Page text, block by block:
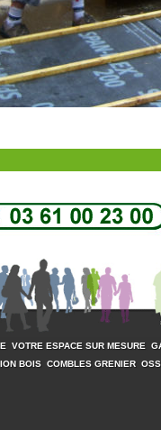
VOTRE ESPACE SUR MESURE
BOIS COMBLES GRENIER